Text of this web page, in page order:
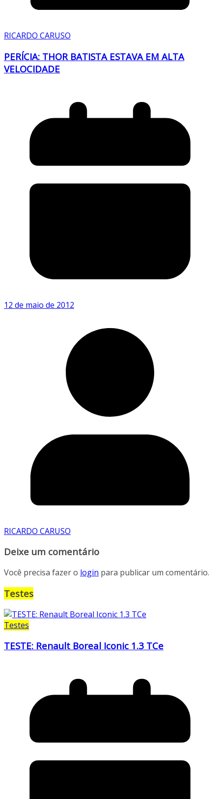
RICARDO CARUSO
PERÍCIA: THOR BATISTA ESTAVA EM ALTA
VELOCIDADE
12 de maio de 2012
RICARDO CARUSO
Deixe um comentário
Você precisa fazer o login para publicar um comentário.
Testes
Testes
TESTE: Renault Boreal Iconic 1.3 TCe